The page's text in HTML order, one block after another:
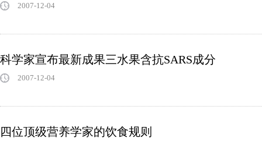
2007-12-04
科学家宣布最新成果三水果含抗SARS成分
2007-12-04
四位顶级营养学家的饮食规则